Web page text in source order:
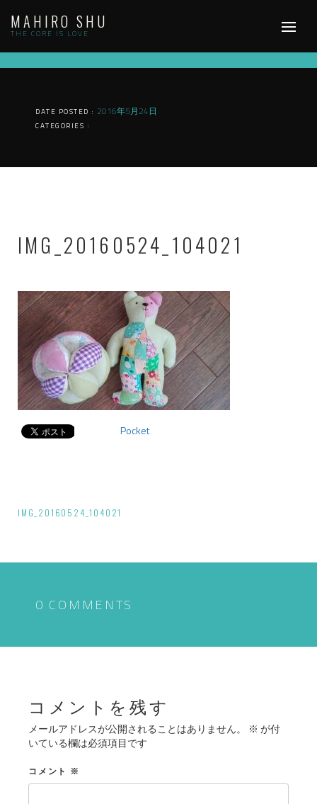
content
MAHIRO SHU
THE CORE IS LOVE
DATE POSTED : 2016年5月24日
CATEGORIES :
IMG_20160524_104021
Pocket
投
ナ
シ
IMG_20160524_104021
0 COMMENTS
コメントを残す
メールアドレスが公開されることはありません。 ※ が付
いている欄は必須項目です
コメント ※